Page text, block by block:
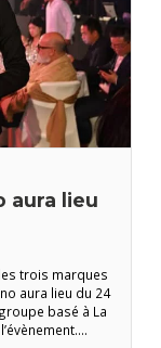
aura lieu
trois marques
aura lieu du 24
basé à La